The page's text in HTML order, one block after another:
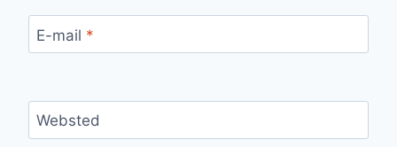
E-mail *
Websted